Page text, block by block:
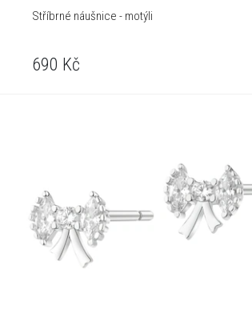
Stříbrné náušnice - motýli
690 Kč